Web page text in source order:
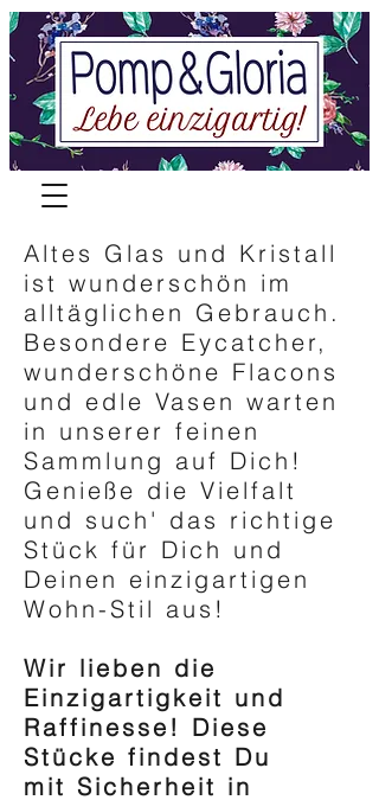
Altes Glas und Kristall
ist wunderschön im
alltäglichen Gebrauch.
Besondere Eycatcher,
wunderschöne Flacons
und edle Vasen warten
in unserer feinen
Sammlung auf Dich!
Genieße die Vielfalt
und such' das richtige
Stück für Dich und
Deinen einzigartigen
Wohn-Stil aus!
Wir lieben die
Einzigartigkeit und
Raffinesse! Diese
Stücke findest Du
mit Sicherheit in